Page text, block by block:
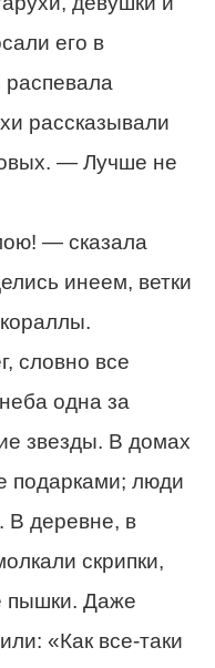
его в
рассказывали
— Лучше не
— сказала
инеем, ветки
словно все
одна за
звезды. В домах
подарками; люди
В деревне, в
скрипки,
пышки. Даже
«Как все-таки